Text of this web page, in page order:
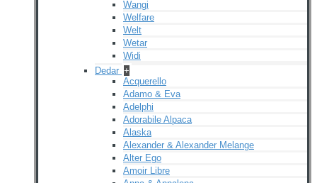
Wangi
Welfare
Welt
Wetar
Widi
Dedar +
Acquerello
Adamo & Eva
Adelphi
Adorabile Alpaca
Alaska
Alexander & Alexander Melange
Alter Ego
Amoir Libre